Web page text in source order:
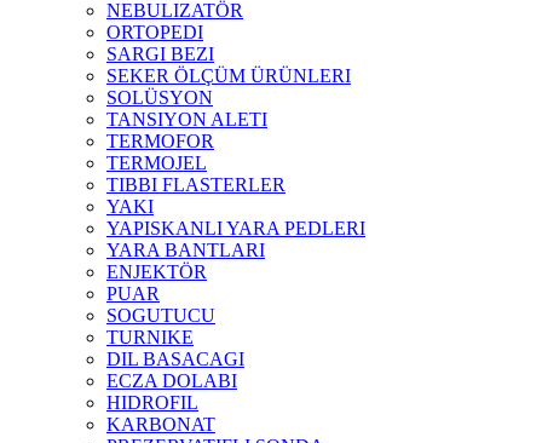
NEBULIZATÖR
ORTOPEDI
SARGI BEZI
SEKER ÖLÇÜM ÜRÜNLERI
SOLÜSYON
TANSIYON ALETI
TERMOFOR
TERMOJEL
TIBBI FLASTERLER
YAKI
YAPISKANLI YARA PEDLERI
YARA BANTLARI
ENJEKTÖR
PUAR
SOGUTUCU
TURNIKE
DIL BASACAGI
ECZA DOLABI
HIDROFIL
KARBONAT